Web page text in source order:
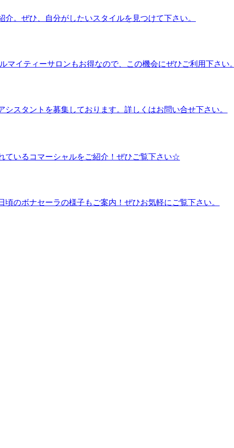
。ぜひ、自分がしたいスタイルを見つけて下さい。
イティーサロンもお得なので、この機会にぜひご利用下さい。
スタントを募集しております。詳しくはお問い合せ下さい。
ているコマーシャルをご紹介！ぜひご覧下さい☆
のボナセーラの様子もご案内！ぜひお気軽にご覧下さい。